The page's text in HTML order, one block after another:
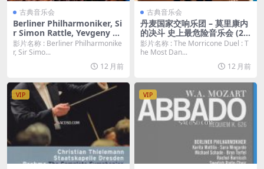
古典音乐会
Berliner Philharmoniker, Si
r Simon Rattle, Yevgeny Ki
ssin ‎– Dances & Dreams (20
11) 蓝光原盘 [BDMV 20.2G]
影片名称 : Berliner Philharmonike
r, Sir Simo...
12 月前
古典音乐会
丹麦国家交响乐团 – 莫里康内
的决斗 史上最危险音乐会 (20
18) 蓝光原盘 [BDMV 19.1G]
影片名称 : The Morricone Duel : T
he Most Dan...
12 月前
VIP VIP